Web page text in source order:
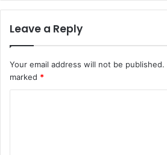
Leave a Reply
Your email address will not be published.
marked *